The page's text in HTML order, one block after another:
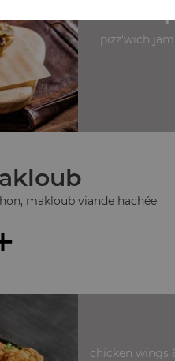
pizz'wich
makloub viande hachée
chicken wings